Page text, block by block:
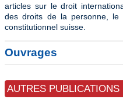
articles sur le droit
des droits de la personne,
constitutionnel suisse.
Ouvrages
AUTRES PUBLICATIONS